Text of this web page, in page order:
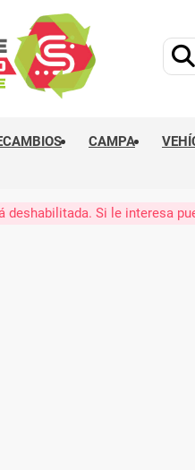
CAMPA
deshabilitada. Si le interesa